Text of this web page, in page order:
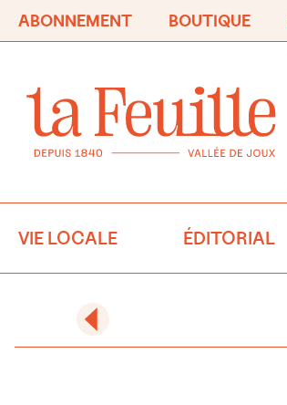
ABONNEMENT BOUTIQUE
VIE LOCALE ÉDITORIAL